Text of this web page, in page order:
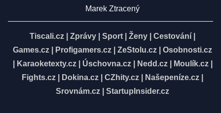
Marek Ztracený
Tiscali.cz Zprávy Sport Ženy Cestování
Games.cz
Profigamers.cz ZeStolu.cz
Osobnosti.cz
Karaoketexty.cz| Úschovna.cz| Nedd.cz| Moulík.cz|
Fights.cz
Dokina.cz CZhity.cz Našepeníze.cz
Srovnám.cz
StartupInsider.cz